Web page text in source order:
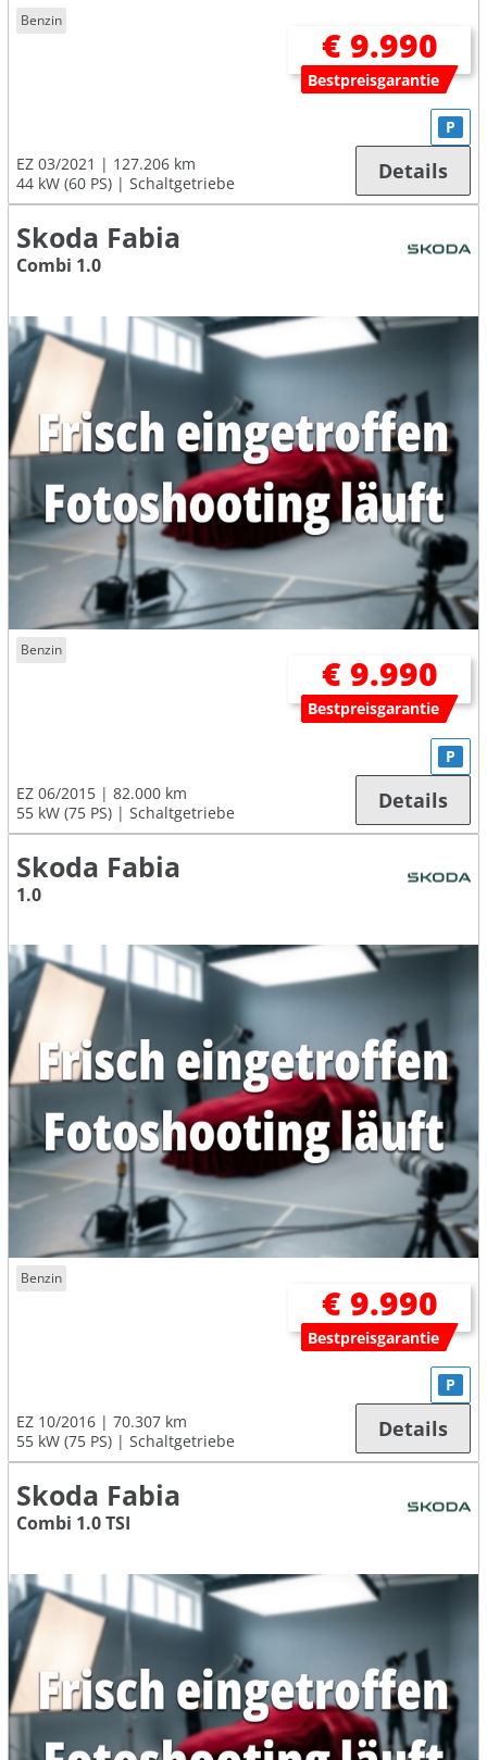
Benzin
€ 9.990
Bestpreisgarantie
EZ 03/2021
127.206 km
44 kW (60 PS)
Schaltgetriebe
P
Details
Skoda Fabia
Combi 1.0
Benzin
€ 9.990
Bestpreisgarantie
EZ 06/2015
82.000 km
55 kW (75 PS)
Schaltgetriebe
P
Details
Skoda Fabia
1.0
Benzin
€ 9.990
Bestpreisgarantie
EZ 10/2016
70.307 km
55 kW (75 PS)
Schaltgetriebe
P
Details
Skoda Fabia
Combi 1.0 TSI